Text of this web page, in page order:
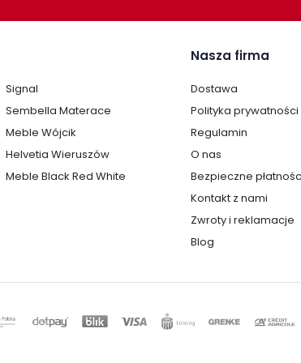
Sprawdź sekcje "Mogą Cię
Signal
Sembella Materace
Meble Wójcik
Helvetia Wieruszów
Meble Black Red White
Nasza firma
Dostawa
Polityka prywatności
Regulamin
O nas
Bezpieczne
Kontakt z nami
Zwroty i reklamacje
Blog